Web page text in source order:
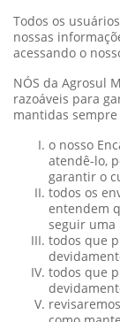
Todos os
nossas
acessando o
NÓS da Agrosul
razoáveis para
mantidas
o nosso
atendê-lo,
garantir o
todos os
entendem
seguir uma
todos que
todos que